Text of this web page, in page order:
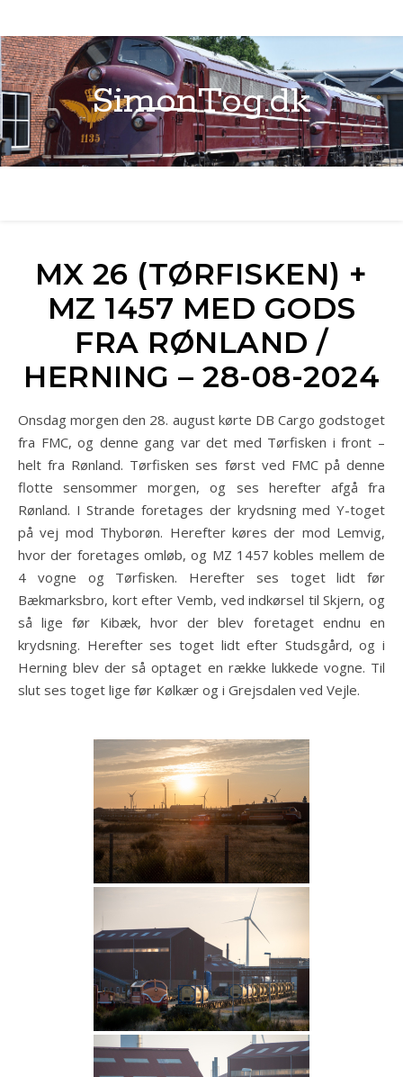
SimonTog.dk
MX 26 (TØRFISKEN) +
MZ 1457 MED GODS
FRA RØNLAND /
HERNING – 28-08-2024
Onsdag morgen den 28. august kørte DB Cargo godstoget
fra FMC, og denne gang var det med Tørfisken i front –
helt fra Rønland. Tørfisken ses først ved FMC på denne
flotte sensommer morgen, og ses herefter afgå fra
Rønland. I Strande foretages der krydsning med Y-toget
på vej mod Thyborøn. Herefter køres der mod Lemvig,
hvor der foretages omløb, og MZ 1457 kobles mellem de
4 vogne og Tørfisken. Herefter ses toget lidt før
Bækmarksbro, kort efter Vemb, ved indkørsel til Skjern, og
så lige før Kibæk, hvor der blev foretaget endnu en
krydsning. Herefter ses toget lidt efter Studsgård, og i
Herning blev der så optaget en række lukkede vogne. Til
slut ses toget lige før Kølkær og i Grejsdalen ved Vejle.